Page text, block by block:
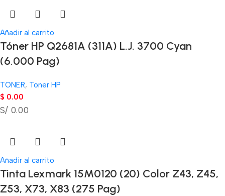
Añadir al carrito
Tóner HP Q2681A (311A) L.J. 3700 Cyan
(6.000 Pag)
TONER, Toner HP
$ 0.00
S/ 0.00
Añadir al carrito
Tinta Lexmark 15M0120 (20) Color Z43, Z45,
Z53, X73, X83 (275 Pag)